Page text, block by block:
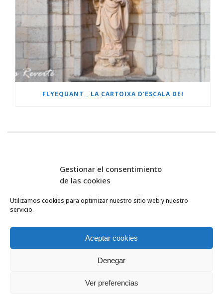
Gestionar el consentimiento
de las cookies
Utilizamos cookies para optimizar nuestro sitio web y nuestro
servicio.
Aceptar cookies
Denegar
Ver preferencias
FLYEQUANT _ LA CARTOIXA D’ESCALA DEI
INICIO
SERVICIOS
ESCUELA DE VUELO
NOSOTROS
HERRAMIENTAS
CONTACTA